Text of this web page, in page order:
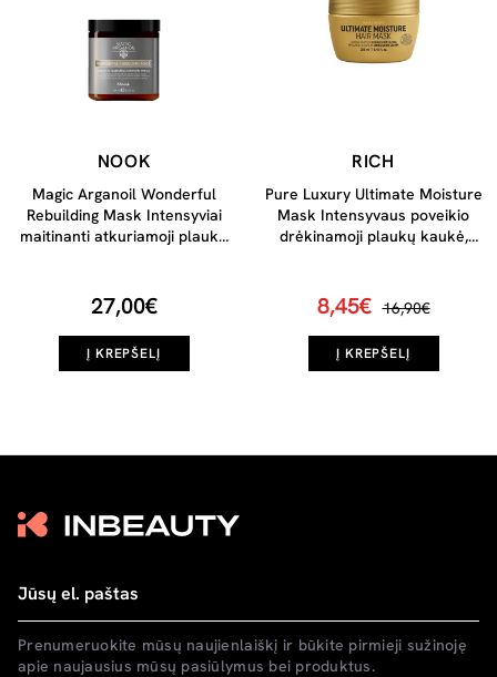
NOOK
Magic Arganoil Wonderful
Rebuilding Mask Intensyviai
maitinanti atkuriamoji plaukų
27,00€
Į KREPŠELĮ
RICH
Pure Luxury Ultimate Moisture
Mask Intensyvaus poveikio
drėkinamoji plaukų kaukė,
8,45€ 16,90€
Į KREPŠELĮ
Prenumeruokite mūsų naujienlaiškį ir būkite pirmieji sužinoję
apie naujausius mūsų pasiūlymus bei produktus.